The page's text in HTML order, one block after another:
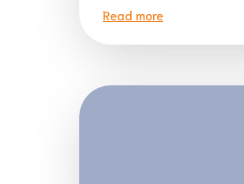
Read more